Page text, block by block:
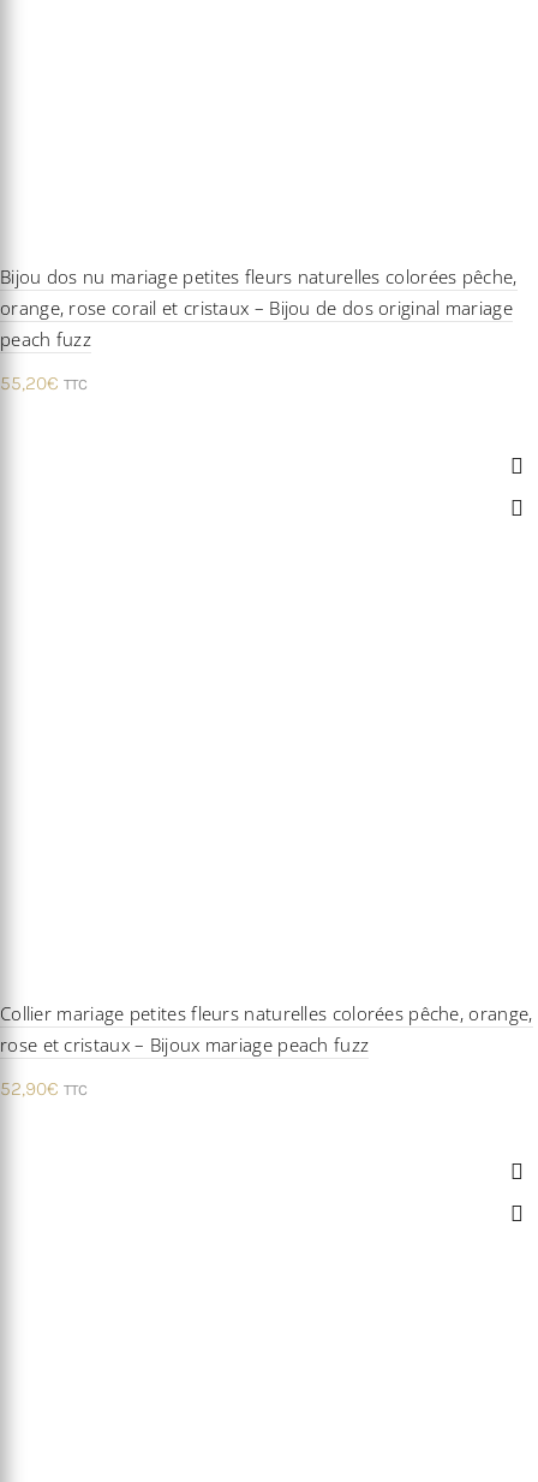
Bijou dos nu mariage petites fleurs naturelles colorées pêche,
orange, rose corail et cristaux – Bijou de dos original mariage
peach fuzz
55,20€ TTC
Collier mariage petites fleurs naturelles colorées pêche, orange,
rose et cristaux – Bijoux mariage peach fuzz
52,90€ TTC